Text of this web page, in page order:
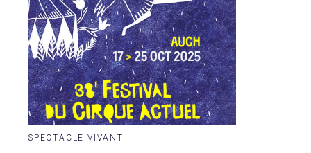
SPECTACLE VIVANT